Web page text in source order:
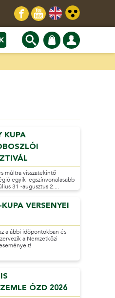
KUPA
múltra visszatekintő
egyik legszínvonalasabb
31 -augusztus 2....
VERSENYEI
alábbi időpontokban és
a Nemzetközi
ÓZD 2026